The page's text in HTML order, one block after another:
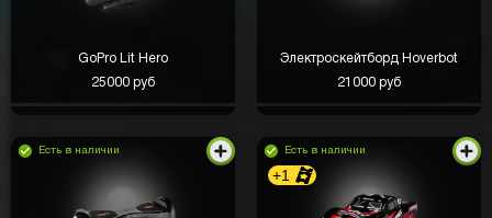
GoPro Lit Hero
25000 руб
Электроскейтборд Hoverbot
21000 руб
Есть в наличии Есть в наличии
+1